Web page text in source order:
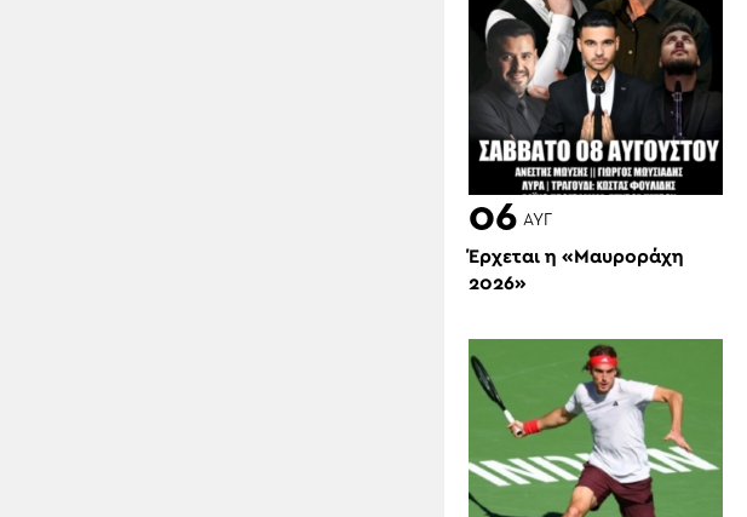
06 ΑΥΓ
Έρχεται η «Μαυροράχη
2026»